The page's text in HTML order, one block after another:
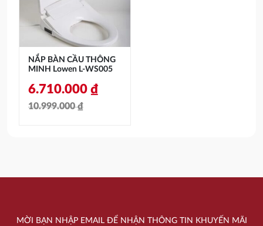
NẮP BÀN CẦU THÔNG
MINH Lowen L-WS005
10.999.000₫
10.999.000 ₫.
6.710.000 ₫
là:
MỜI BẠN NHẬP EMAIL ĐỂ NHẬN THÔNG TIN KHUYẾN MÃI